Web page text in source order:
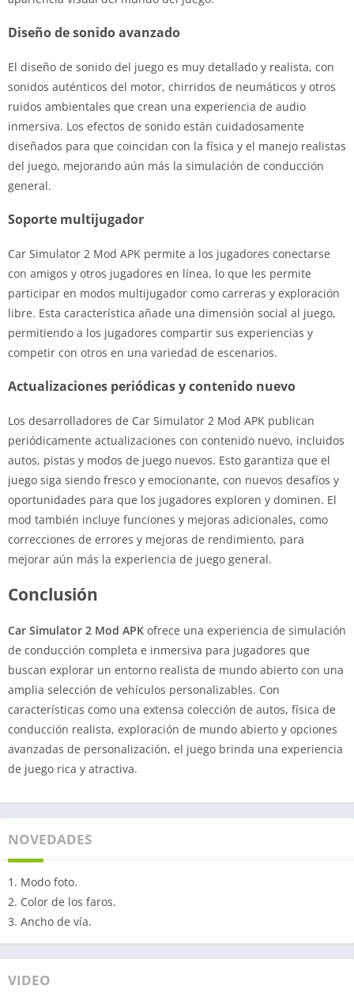
Diseño de sonido avanzado
El diseño de sonido del juego es muy detallado y realista, con
sonidos auténticos del motor, chirridos de neumáticos y otros
ruidos ambientales que crean una experiencia de audio
inmersiva. Los efectos de sonido están cuidadosamente
diseñados para que coincidan con la física y el manejo realistas
del juego, mejorando aún más la simulación de conducción
general.
Soporte multijugador
Car Simulator 2 Mod APK permite a los jugadores conectarse
con amigos y otros jugadores en línea, lo que les permite
participar en modos multijugador como carreras y exploración
libre. Esta característica añade una dimensión social al juego,
permitiendo a los jugadores compartir sus experiencias y
competir con otros en una variedad de escenarios.
Actualizaciones periódicas y contenido nuevo
Los desarrolladores de Car Simulator 2 Mod APK publican
periódicamente actualizaciones con contenido nuevo, incluidos
autos, pistas y modos de juego nuevos. Esto garantiza que el
juego siga siendo fresco y emocionante, con nuevos desafíos y
oportunidades para que los jugadores exploren y dominen. El
mod también incluye funciones y mejoras adicionales, como
correcciones de errores y mejoras de rendimiento, para
mejorar aún más la experiencia de juego general.
Conclusión
Car Simulator 2 Mod APK ofrece una experiencia de simulación
de conducción completa e inmersiva para jugadores que
buscan explorar un entorno realista de mundo abierto con una
amplia selección de vehículos personalizables. Con
características como una extensa colección de autos, física de
conducción realista, exploración de mundo abierto y opciones
avanzadas de personalización, el juego brinda una experiencia
de juego rica y atractiva.
NOVEDADES
1. Modo foto.
2. Color de los faros.
3. Ancho de vía.
VIDEO